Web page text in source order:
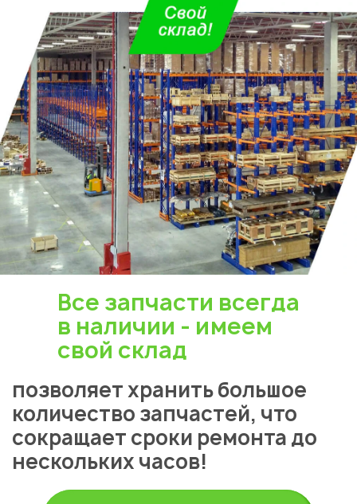
Все запчасти всегда
в наличии - имеем
свой склад
позволяет хранить большое
количество запчастей, что
сокращает сроки ремонта до
нескольких часов!
Укажите из какого вы
города
Астана